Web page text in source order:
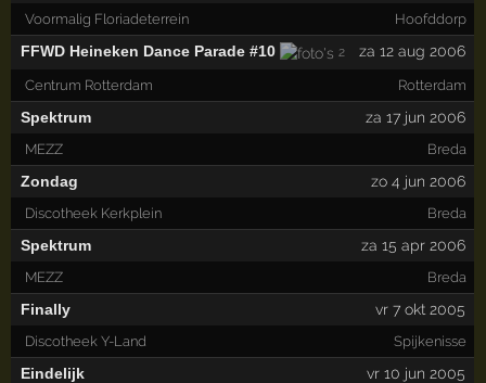
Voormalig Floriadeterrein Hoofddorp
FFWD Heineken Dance Parade #10 2 za 12 aug 2006
Centrum Rotterdam Rotterdam
Spektrum za 17 jun 2006
MEZZ Breda
Zondag zo 4 jun 2006
Discotheek Kerkplein Breda
Spektrum za 15 apr 2006
MEZZ Breda
Finally vr 7 okt 2005
Discotheek Y-Land Spijkenisse
Eindelijk vr 10 jun 2005